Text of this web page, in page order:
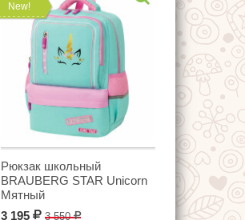
New!
Рюкзак школьный
BRAUBERG STAR Unicorn
Мятный
3 195 Р 3 550Р